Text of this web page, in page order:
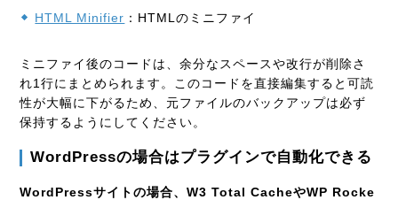
HTML Minifier ：HTMLのミニファイ
ミニファイ後のコードは、余分なスペースや改行が削除さ
れ1行にまとめられます。このコードを直接編集すると可読
性が大幅に下がるため、元ファイルのバックアップは必ず
保持するようにしてください。
WordPressの場合はプラグインで自動化できる
WordPressサイトの場合、W3 Total CacheやWP Rocke